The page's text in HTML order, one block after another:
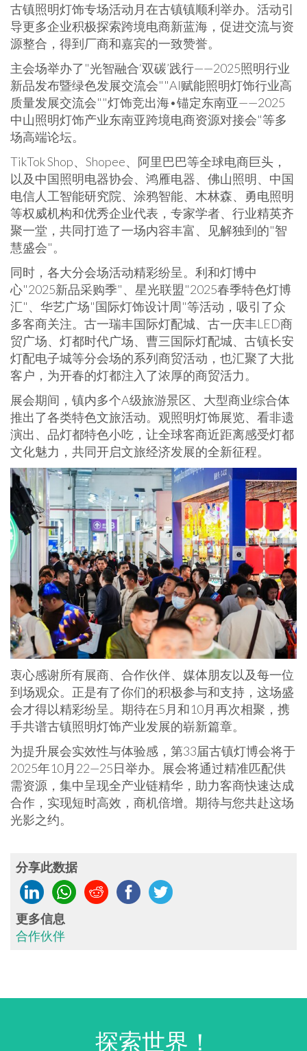
古镇照明灯饰专场活动月在古镇镇顺利举办。活动引
导更多企业积极探索跨境电商新蓝海，促进交流与资
源整合，得到厂商和嘉宾的一致赞誉。
主会场举办了"光智融合‘双碳’践行——2025照明行业
新品发布暨绿色发展交流会""AI赋能照明灯饰行业高
质量发展交流会""灯饰竞出海•锚定东南亚——2025
中山照明灯饰产业东南亚跨境电商资源对接会"等多
场高端论坛。
TikTok Shop、Shopee、阿里巴巴等全球电商巨头，
以及中国照明电器协会、鸿雁电器、佛山照明、中国
电信人工智能研究院、涂鸦智能、木林森、勇电照明
等权威机构和优秀企业代表，专家学者、行业精英齐
聚一堂，共同打造了一场内容丰富、见解独到的"智
慧盛会"。
同时，各大分会场活动精彩纷呈。利和灯博中
心"2025新品采购季"、星光联盟"2025春季特色灯博
汇"、华艺广场"国际灯饰设计周"等活动，吸引了众
多客商关注。古一瑞丰国际灯配城、古一庆丰LED商
贸广场、灯都时代广场、曹三国际灯配城、古镇长安
灯配电子城等分会场的系列商贸活动，也汇聚了大批
客户，为开春的灯都注入了浓厚的商贸活力。
展会期间，镇内多个A级旅游景区、大型商业综合体
推出了各类特色文旅活动。观照明灯饰展览、看非遗
演出、品灯都特色小吃，让全球客商近距离感受灯都
文化魅力，共同开启文旅经济发展的全新征程。
衷心感谢所有展商、合作伙伴、媒体朋友以及每一位
到场观众。 正是有了你们的积极参与和支持，这场盛
会才得以精彩纷呈。期待在5月和10月再次相聚，携
手共谱古镇照明灯饰产业发展的崭新篇章。
为提升展会实效性与体验感，第33届古镇灯博会将于
2025年10月22—25日举办。展会将通过精准匹配供
需资源，集中呈现全产业链精华，助力客商快速达成
合作，实现短时高效，商机倍增。 期待与您共赴这场
光影之约。
分享此数据
更多信息
合作伙伴
探索世界！